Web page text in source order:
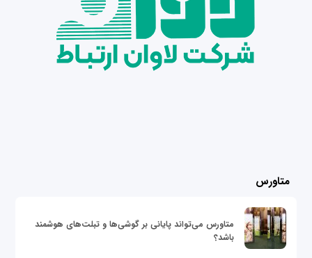
متاورس
متاورس می‌تواند پایانی بر گوشی‌ها و تبلت‌های هوشمند
باشد؟